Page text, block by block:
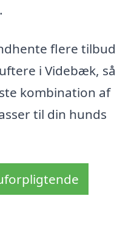
flere tilbud
i Videbæk, så
kombination af
til din hunds